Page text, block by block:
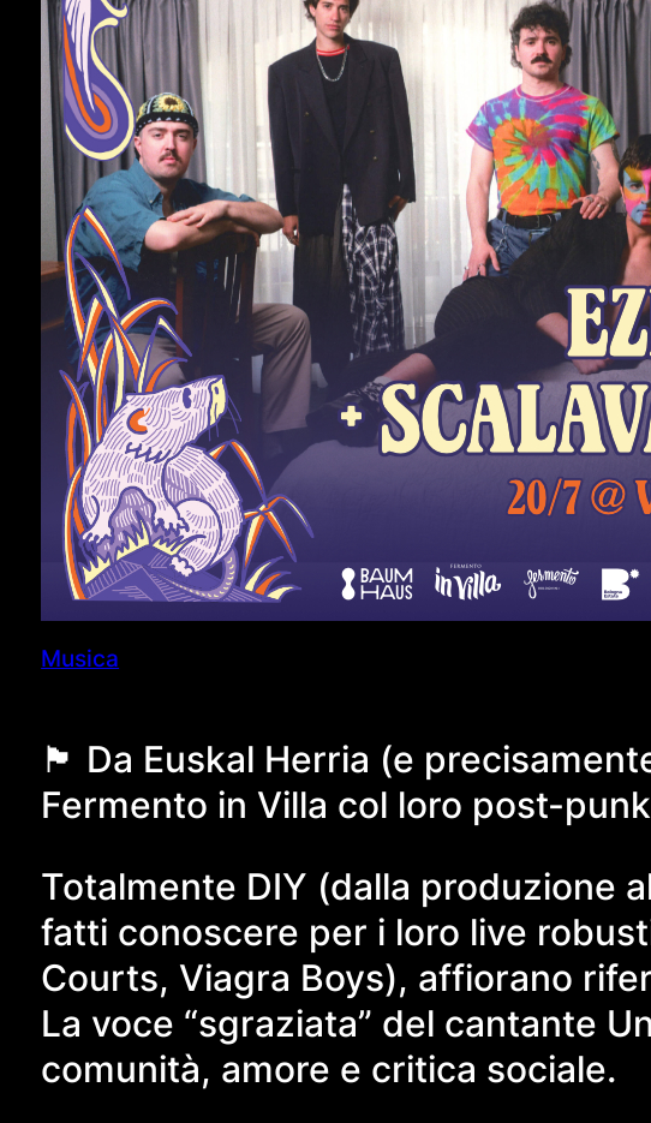
Musica
🏴󠁥󠁳󠁰󠁶󠁿 Da Euskal Herria (e
Fermento in Villa col loro post-
Totalmente DIY (dalla produzione
fatti conoscere per i loro live
Courts, Viagra Boys), affiorano
La voce “sgraziata” del cantante
comunità, amore e critica sociale.